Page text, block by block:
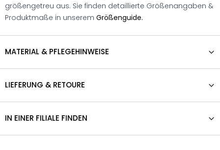
größengetreu aus. Sie finden detaillierte Größenangaben &
Produktmaße in unserem Größenguide.
MATERIAL & PFLEGEHINWEISE
LIEFERUNG & RETOURE
IN EINER FILIALE FINDEN